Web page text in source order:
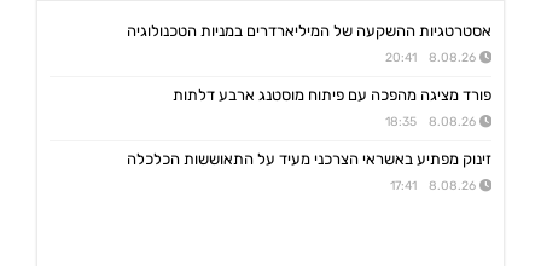
אסטרטגיות ההשקעה של המיליארדרים במניות הטכנולוגיה
8.08.26 20:41
פורד מציגה מהפכה עם פיתוח מוסטנג ארבע דלתות
8.08.26 18:35
זינוק מפתיע באשראי הצרכני מעיד על התאוששות הכלכלה
8.08.26 17:41